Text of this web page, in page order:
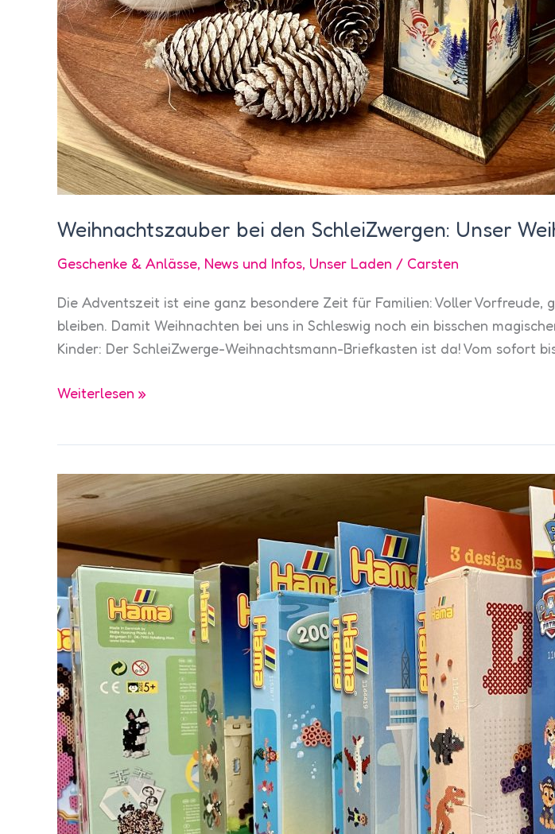
Weihnachtszauber bei den SchleiZwergen: Unser
Geschenke & Anlässe, News und Infos, Unser Laden / Carsten
Die Adventszeit ist eine ganz besondere Zeit für Familien: Voller
bleiben. Damit Weihnachten bei uns in Schleswig noch ein bisschen
Kinder: Der SchleiZwerge-Weihnachtsmann-Briefkasten ist da! Vom sofort
Weihnachtszauber
Unser
Weihnachtsmann-
Briefkasten!
Weiterlesen »